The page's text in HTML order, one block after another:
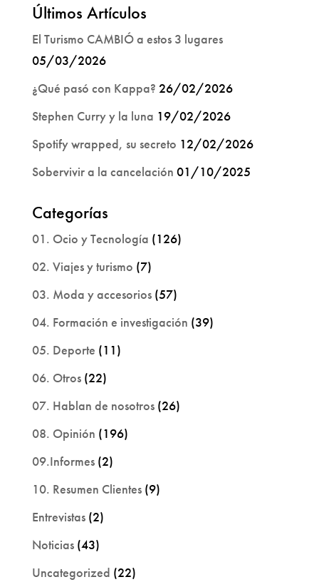
Últimos Artículos
El Turismo CAMBIÓ a estos 3 lugares
05/03/2026
¿Qué pasó con Kappa? 26/02/2026
Stephen Curry y la luna 19/02/2026
Spotify wrapped, su secreto 12/02/2026
Sobervivir a la cancelación 01/10/2025
Categorías
01. Ocio y Tecnología (126)
02. Viajes y turismo (7)
03. Moda y accesorios(57)
04. Formación e investigación (39)
05. Deporte (11)
06. Otros(22)
07. Hablan de nosotros(26)
08. Opinión (196)
09.Informes(2)
10. Resumen Clientes(9)
Entrevistas(2)
Noticias(43)
Uncategorized (22)